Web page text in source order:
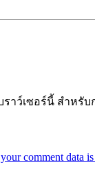
าว์เซอร์นี้ สำหรับ
comment data is